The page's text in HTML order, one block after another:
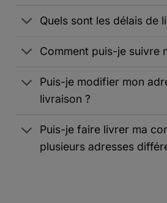
Quels sont les délais de
Comment puis-je suivre
Puis-je modifier mon
livraison ?
Puis-je faire livrer ma
plusieurs adresses